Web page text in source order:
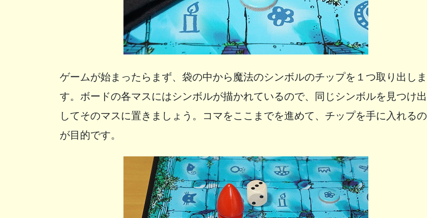
ゲームが始まったらまず、袋の中から魔法のシンボルのチップを１つ取り出しま
す。ボードの各マスにはシンボルが描かれているので、同じシンボルを見つけ出
してそのマスに置きましょう。コマをここまでを進めて、チップを手に入れるの
が目的です。